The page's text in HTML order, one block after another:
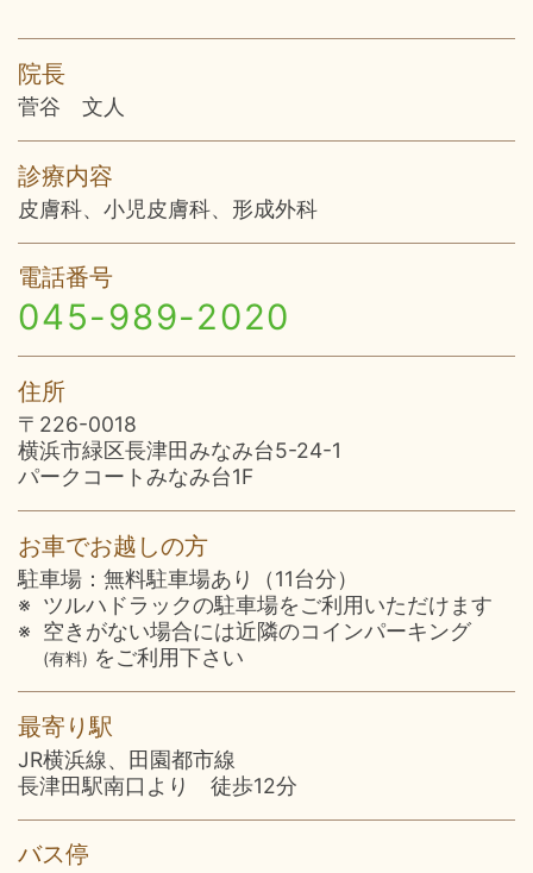
院長
菅谷 文人
診療内容
皮膚科、小児皮膚科、形成外科
電話番号
045-989-2020
住所
〒226-0018
横浜市緑区長津田みなみ台5-24-1
パークコートみなみ台1F
お車でお越しの方
駐車場：無料駐車場あり（11台分）
ツルハドラックの駐車場をご利用いただけます
空きがない場合には近隣のコインパーキング
(有料) をご利用下さい
最寄り駅
JR横浜線、田園都市線
長津田駅南口より 徒歩12分
バス停